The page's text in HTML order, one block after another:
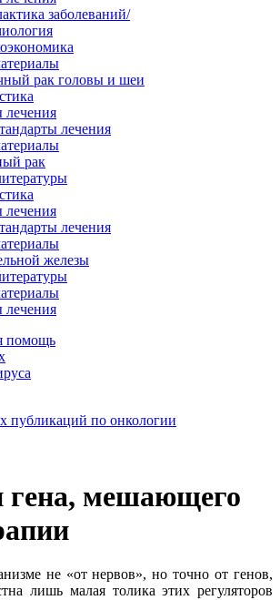
заболеваний/
рак головы и шеи
лечения
рак
лечения
железы
публикаций по онкологии
гена, мешающего
не «от нервов», но точно от генов,
лишь малая толика этих регуляторов